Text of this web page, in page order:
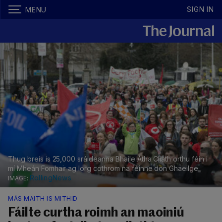
MENU SIGN IN
Thug breis is 25,000 sráideanna Bhaile Átha Cliath orthu féin i
mí Mheán Fomhair ag lorg cothrom na féinne don Ghaeilge.
RollingNews
MÁS MAITH IS MITHID
Fáilte curtha roimh an maoiniú